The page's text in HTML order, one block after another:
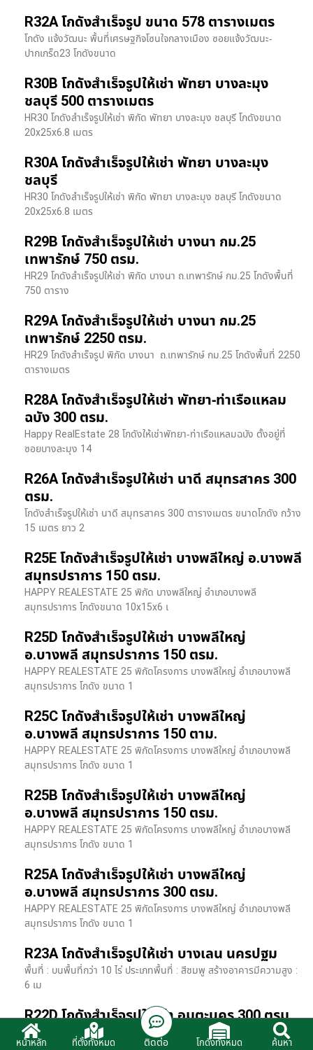
R32A โกดังสำเร็จรูป ขนาด 578 ตารางเมตร
โกดัง แจ้งวัฒนะ พื้นที่เศรษฐกิจโซนใจกลางเมือง ซอยแจ้งวัฒนะ-
ปากเกร็ด23 โกดังขนาด
R30B โกดังสำเร็จรูปให้เช่า พัทยา บางละมุง
ชลบุรี 500 ตารางเมตร
HR30 โกดังสำเร็จรูปให้เช่า พิกัด พัทยา บางละมุง ชลบุรี โกดังขนาด
20x25x6.8 เมตร
R30A โกดังสำเร็จรูปให้เช่า พัทยา บางละมุง
ชลบุรี
HR30 โกดังสำเร็จรูปให้เช่า พิกัด พัทยา บางละมุง ชลบุรี โกดังขนาด
20x25x6.8 เมตร
R29B โกดังสำเร็จรูปให้เช่า บางนา กม.25
เทพารักษ์ 750 ตรม.
HR29 โกดังสำเร็จรูปให้เช่า พิกัด บางนา​ ถ.เทพารักษ์ กม.25 โกดังพื้นที่
750 ตาราง
R29A โกดังสำเร็จรูปให้เช่า บางนา กม.25
เทพารักษ์ 2250 ตรม.
HR29 โกดังสำเร็จรูป พิกัด บางนา​ ถ.เทพารักษ์ กม.25 โกดังพื้นที่ 2250
ตารางเมตร
R28A โกดังสำเร็จรูปให้เช่า พัทยา-ท่าเรือแหลม
ฉบัง 300 ตรม.
Happy RealEstate 28 โกดังให้เช่าพัทยา-ท่าเรือแหลมฉบัง ตั้งอยู่ที่
ซอยบางละมุง 14
R26A โกดังสำเร็จรูปให้เช่า นาดี สมุทรสาคร 300
ตรม.
โกดังสำเร็จรูปให้เช่า นาดี สมุทรสาคร 300 ตารางเมตร ขนาดโกดัง กว้าง
15 เมตร ยาว 2
R25E โกดังสำเร็จรูปให้เช่า บางพลีใหญ่ อ.บางพลี
สมุทรปราการ 150 ตรม.
HAPPY REALESTATE 25 พิกัด บางพลีใหญ่ อำเภอบางพลี
สมุทรปราการ โกดังขนาด 10x15x6 เ
R25D โกดังสำเร็จรูปให้เช่า บางพลีใหญ่
อ.บางพลี สมุทรปราการ 150 ตรม.
HAPPY REALESTATE 25 พิกัดโครงการ บางพลีใหญ่ อำเภอบางพลี
สมุทรปราการ โกดัง ขนาด 1
R25C โกดังสำเร็จรูปให้เช่า บางพลีใหญ่
อ.บางพลี สมุทรปราการ 150 ตาม.
HAPPY REALESTATE 25 พิกัดโครงการ บางพลีใหญ่ อำเภอบางพลี
สมุทรปราการ โกดัง ขนาด 1
R25B โกดังสำเร็จรูปให้เช่า บางพลีใหญ่
อ.บางพลี สมุทรปราการ 150 ตรม.
HAPPY REALESTATE 25 พิกัดโครงการ บางพลีใหญ่ อำเภอบางพลี
สมุทรปราการ โกดัง ขนาด 1
R25A โกดังสำเร็จรูปให้เช่า บางพลีใหญ่
อ.บางพลี สมุทรปราการ 300 ตรม.
HAPPY REALESTATE 25 พิกัดโครงการ บางพลีใหญ่ อำเภอบางพลี
สมุทรปราการ โกดัง ขนาด 1
R23A โกดังสำเร็จรูปให้เช่า บางเลน นครปฐม
พื้นที่ : บนพื้นที่กว่า 10 ไร่ ประเภทพื้นที่ : สีชมพู สร้างอาคารมีความสูง :
6 เม
R22D โกดังสำเร็จรูปให้เช่า อมตะนคร 300 ตรม.
HR22 โกดังสำเร็จรูปให้เช่า พิกัด ติดนิคมอมตะนคร อ.พานทอง จ.ชลบุรี
รายละเอียดโรงง
หน้าหลัก ที่ตั้งทั้งหมด ติดต่อ โกดังทั้งหมด ค้นหา